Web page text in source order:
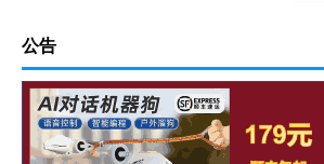
公告